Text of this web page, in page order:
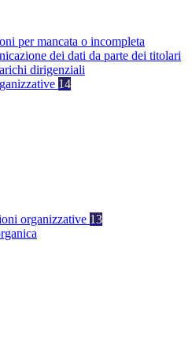
per mancata o incompleta
dei dati da parte dei titolari
dirigenziali
14
organizzative 13